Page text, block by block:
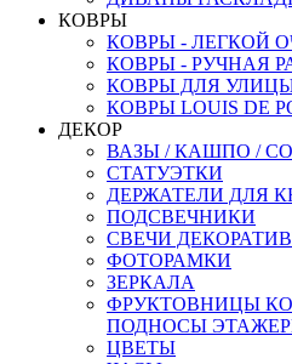
КОВРЫ
КОВРЫ - ЛЕГКОЙ
КОВРЫ - РУЧНАЯ
КОВРЫ ДЛЯ
КОВРЫ LOUIS DE
ДЕКОР
ВАЗЫ / КАШПО /
СТАТУЭТКИ
ДЕРЖАТЕЛИ ДЛЯ
ПОДСВЕЧНИКИ
СВЕЧИ
ФОТОРАМКИ
ЗЕРКАЛА
ФРУКТОВНИЦЫ
ПОДНОСЫ
ЦВЕТЫ